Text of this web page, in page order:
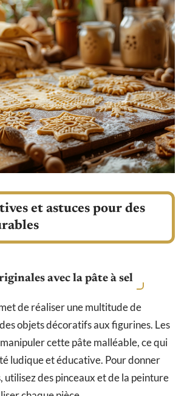
et astuces pour des
avec la pâte à sel
de réaliser une multitude de
objets décoratifs aux figurines. Les
cette pâte malléable, ce qui
ludique et éducative. Pour donner
utilisez des pinceaux et de la peinture